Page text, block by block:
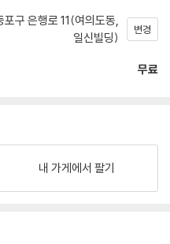
포구 은행로 11(여의도동,
일신빌딩)
변경
무료
내 가게에서 팔기